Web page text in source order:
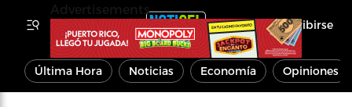
Inscribirse
Última Hora Noticias Economía Opiniones
Advertisements